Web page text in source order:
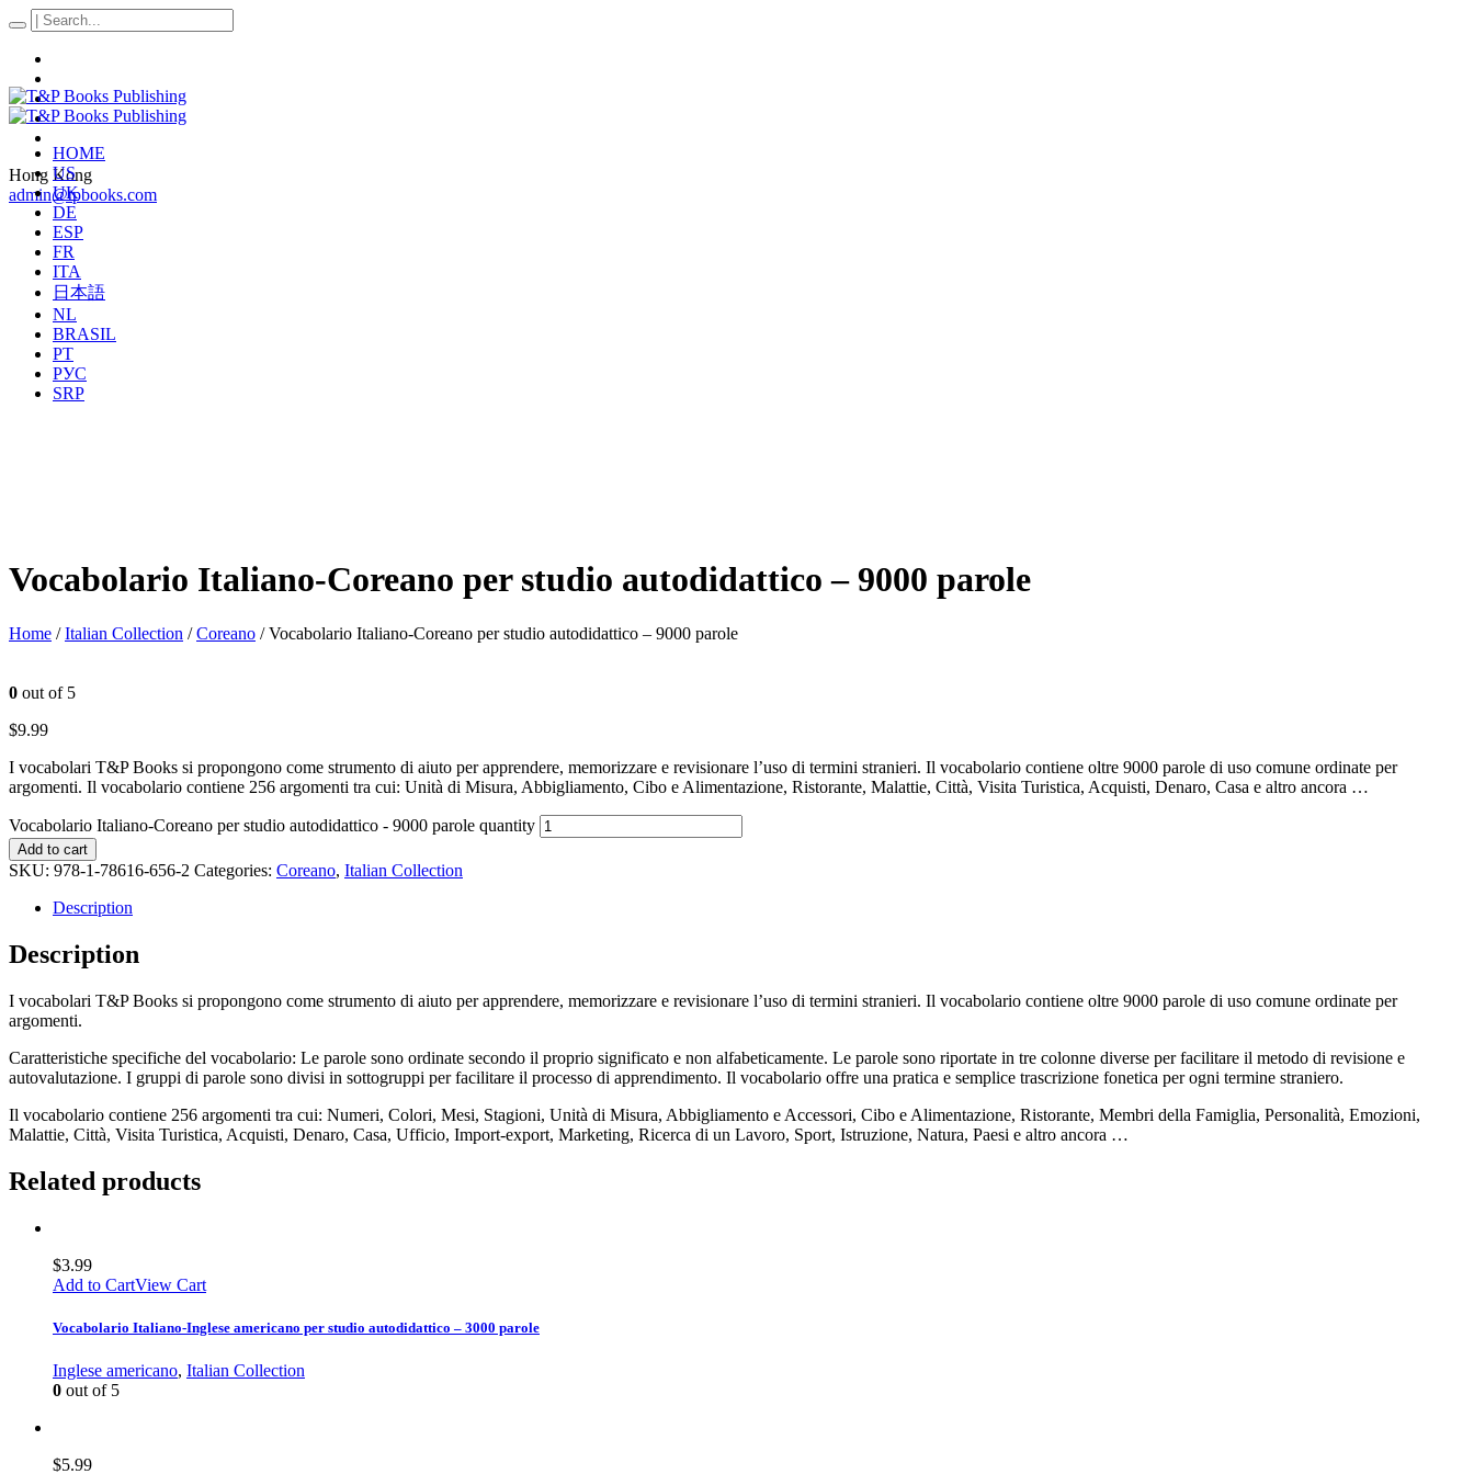
Hong Kong
admin@tpbooks.com
HOME
US
UK
DE
ESP
FR
ITA
日本語
NL
BRASIL
PT
РУС
SRP
Vocabolario Italiano-Coreano per studio autodidattico – 9000 parole
Home /Italian Collection /Coreano / Vocabolario Italiano-Coreano per studio autodidattico – 9000 parole
0 out of 5
$9.99
I vocabolari T&P Books si propongono come strumento di aiuto per apprendere, memorizzare e revisionare l’uso di termini stranieri. Il vocabolario contiene oltre 9000 parole di uso comune ordinate per
argomenti. Il vocabolario contiene 256 argomenti tra cui: Unità di Misura, Abbigliamento, Cibo e Alimentazione, Ristorante, Malattie, Città, Visita Turistica, Acquisti, Denaro, Casa e altro ancora …
Vocabolario Italiano-Coreano per studio autodidattico - 9000 parole quantity
Add to cart
SKU: 978-1-78616-656-2 Categories: Coreano, Italian Collection
Description
Description
I vocabolari T&P Books si propongono come strumento di aiuto per apprendere, memorizzare e revisionare l’uso di termini stranieri. Il vocabolario contiene oltre 9000 parole di uso comune ordinate per
argomenti.
Caratteristiche specifiche del vocabolario: Le parole sono ordinate secondo il proprio significato e non alfabeticamente. Le parole sono riportate in tre colonne diverse per facilitare il metodo di revisione e
autovalutazione. I gruppi di parole sono divisi in sottogruppi per facilitare il processo di apprendimento. Il vocabolario offre una pratica e semplice trascrizione fonetica per ogni termine straniero.
Il vocabolario contiene 256 argomenti tra cui: Numeri, Colori, Mesi, Stagioni, Unità di Misura, Abbigliamento e Accessori, Cibo e Alimentazione, Ristorante, Membri della Famiglia, Personalità, Emozioni,
Malattie, Città, Visita Turistica, Acquisti, Denaro, Casa, Ufficio, Import-export, Marketing, Ricerca di un Lavoro, Sport, Istruzione, Natura, Paesi e altro ancora …
Related products
$3.99
Add to CartView Cart
Vocabolario Italiano-Inglese americano per studio autodidattico – 3000 parole
Inglese americano, Italian Collection
0 out of 5
$5.99